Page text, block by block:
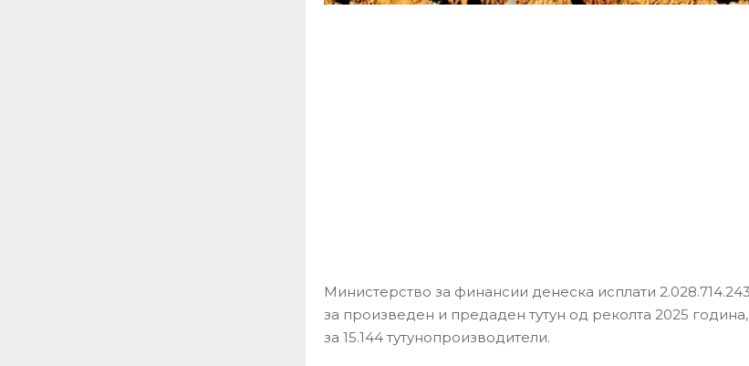
Министерство за финансии денеска исплати
за произведен и предаден тутун од реколта 2025
за 15.144 тутунопроизводители.